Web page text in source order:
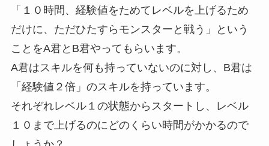
「１０時間、経験値をためてレベルを上げるため
だけに、ただひたすらモンスターと戦う」という
ことをA君とB君やってもらいます。
A君はスキルを何も持っていないのに対し、B君は
「経験値２倍」のスキルを持っています。
それぞれレベル１の状態からスタートし、レベル
１０まで上げるのにどのくらい時間がかかるので